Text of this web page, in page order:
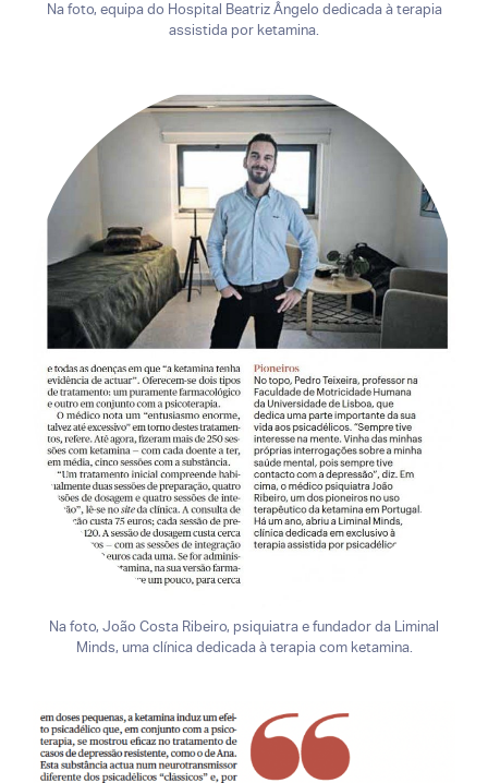
Na foto, equipa do Hospital Beatriz Ângelo dedicada à terapia
assistida por ketamina.
Na foto, João Costa Ribeiro, psiquiatra e fundador da Liminal
Minds, uma clínica dedicada à terapia com ketamina.